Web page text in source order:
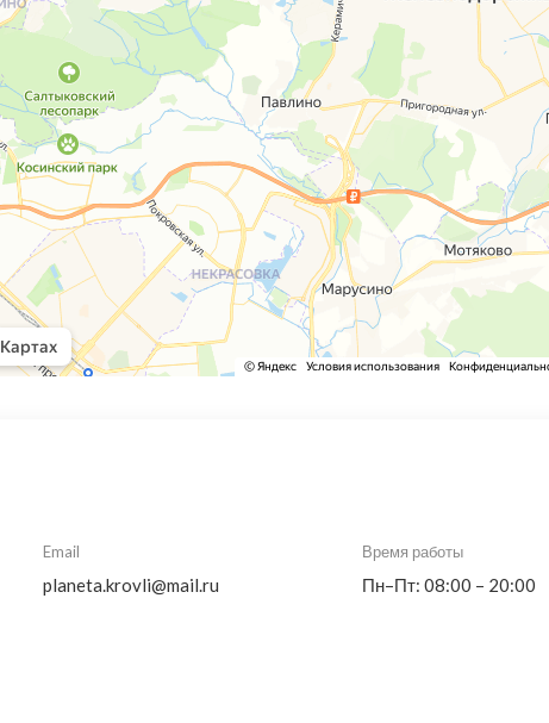
Email
planeta.krovli@mail.ru
Время работы
Пн–Пт: 08:00 – 20:00